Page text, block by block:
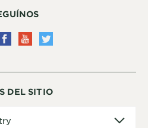
DEL SITIO